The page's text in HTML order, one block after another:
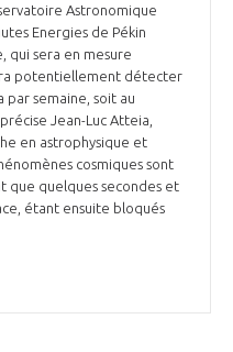
Astronomique
Energies de Pékin
qui sera en mesure
potentiellement détecter
par semaine, soit au
Jean-Luc Atteia,
en astrophysique et
cosmiques sont
que quelques secondes et
étant ensuite bloqués